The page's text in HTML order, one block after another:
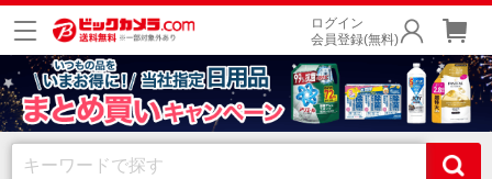
ログイン
会員登録(無料)